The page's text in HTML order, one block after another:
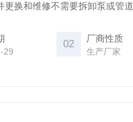
更换和维修不需要拆卸泵或管
简便易行，同时也降低了运行
列可提供 PTFE转子。
29
02 厂商性质
生产厂家